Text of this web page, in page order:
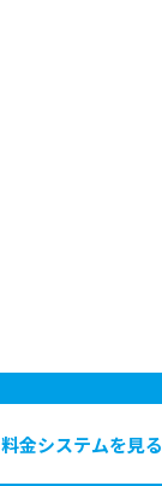
料金システムを見る